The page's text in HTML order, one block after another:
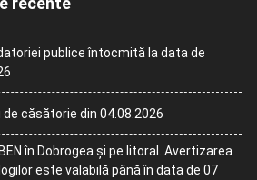
publice întocmită la data de
de căsătorie din 04.08.2026
în Dobrogea și pe litoral. Avertizarea
este valabilă până în data de 07